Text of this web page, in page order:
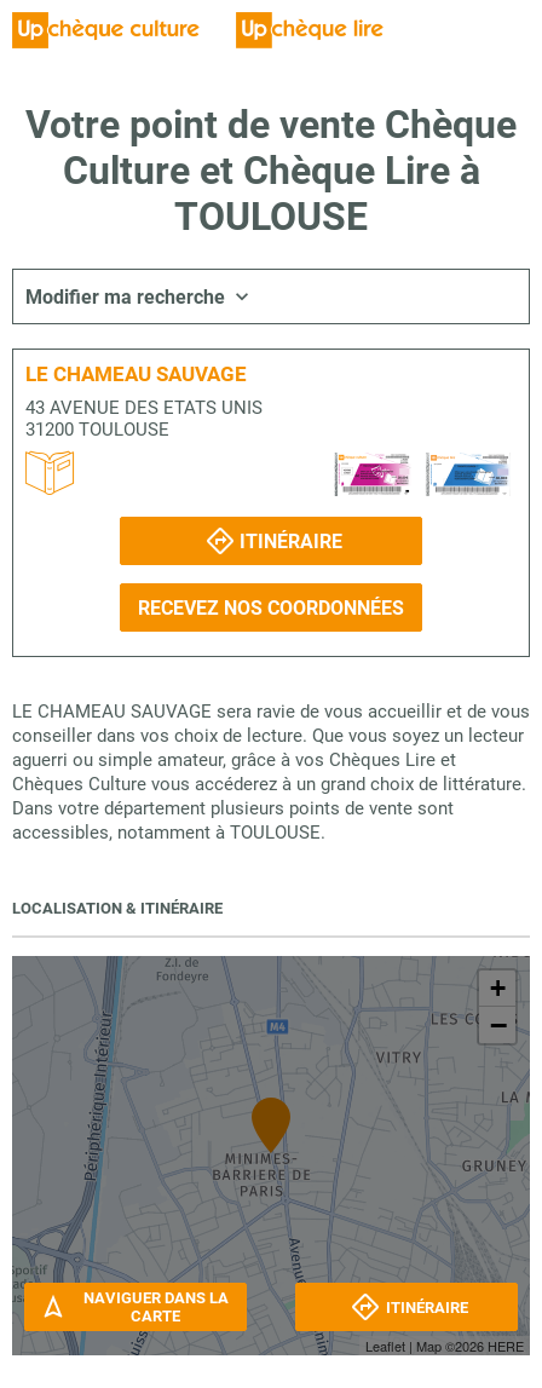
Votre point de vente Chèque
Culture et Chèque Lire à
TOULOUSE
Modifier ma recherche
LE CHAMEAU SAUVAGE
43 AVENUE DES ETATS UNIS
31200 TOULOUSE
ITINÉRAIRE
RECEVEZ NOS COORDONNÉES
LE CHAMEAU SAUVAGE sera ravie de vous accueillir et de vous
conseiller dans vos choix de lecture. Que vous soyez un lecteur
aguerri ou simple amateur, grâce à vos Chèques Lire et
Chèques Culture vous accéderez à un grand choix de littérature.
Dans votre département plusieurs points de vente sont
accessibles, notamment à TOULOUSE.
LOCALISATION & ITINÉRAIRE
+
−
Leaflet | Map ©2026 HERE
NAVIGUER DANS LA
CARTE
ITINÉRAIRE